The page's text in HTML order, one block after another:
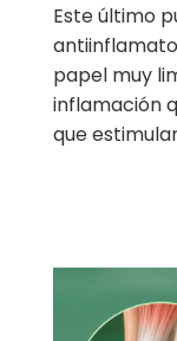
Este último
papel muy
inflamación
que